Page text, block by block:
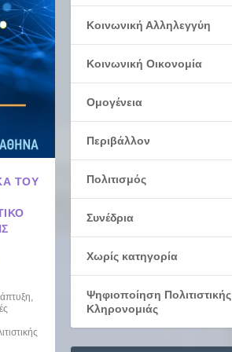
ΤΟΥ
,
Κοινωνική Αλληλεγγύη
Κοινωνική Οικονομία
Ομογένεια
Περιβάλλον
Πολιτισμός
Συνέδρια
Χωρίς κατηγορία
Ψηφιοποίηση Πολιτιστικής
Κληρονομιάς